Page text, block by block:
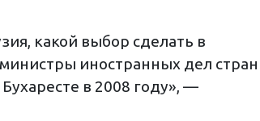
какой выбор сделать в
иностранных дел стран
в 2008 году», —